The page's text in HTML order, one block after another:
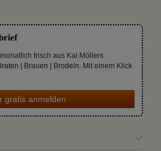
frisch aus Kai Möllers
| Brauen | Brodeln. Mit einem Klick
gratis anmelden